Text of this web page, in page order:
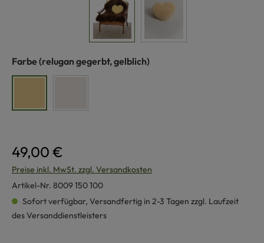
Farbe auswählen
(relugan gegerbt, gelblich)
49,00 €
Preise inkl. MwSt. zzgl. Versandkosten
Artikel-Nr. 8009 150 100
Sofort verfügbar, Versandfertig in 2-3 Tagen zzgl. Laufzeit
des Versanddienstleisters